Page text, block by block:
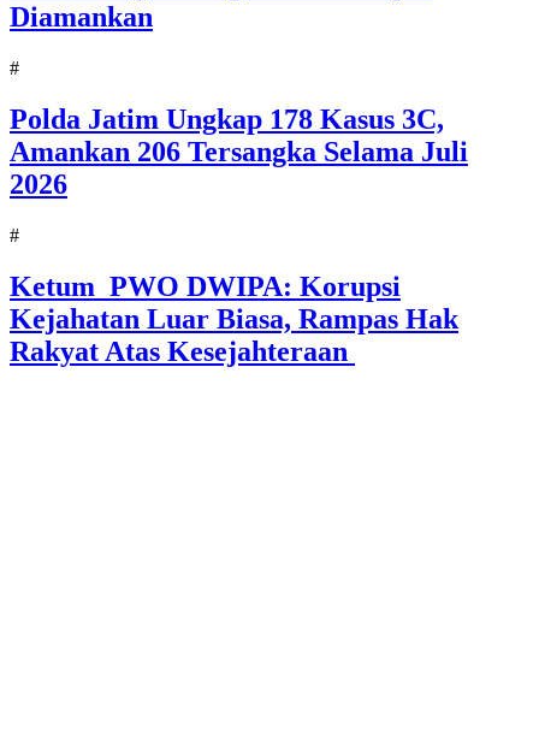
Diamankan
#
Polda Jatim Ungkap 178 Kasus 3C,
Amankan 206 Tersangka Selama Juli
2026
#
Ketum PWO DWIPA: Korupsi
Kejahatan Luar Biasa, Rampas Hak
Rakyat Atas Kesejahteraan